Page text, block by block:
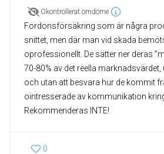
Okontrollerat omdöme
Fordonsförsäkring som är några
snittet, men där man vid skada
oprofessionellt. De sätter ner deras
70-80% av det reella marknadsvärdet,
och utan att besvara hur de kommit
ointresserade av kommunikation
Rekommenderas INTE!
0